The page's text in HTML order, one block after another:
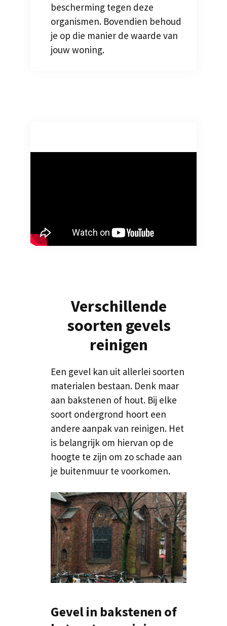
bescherming tegen deze
organismen. Bovendien behoud
je op die manier de waarde van
jouw woning.
Verschillende
soorten gevels
reinigen
Een gevel kan uit allerlei soorten
materialen bestaan. Denk maar
aan bakstenen of hout. Bij elke
soort ondergrond hoort een
andere aanpak van reinigen. Het
is belangrijk om hiervan op de
hoogte te zijn om zo schade aan
je buitenmuur te voorkomen.
Gevel in bakstenen of